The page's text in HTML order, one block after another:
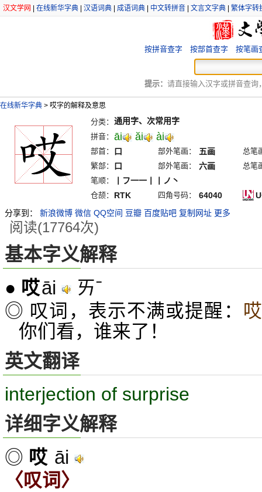
汉文学网 在线新华字典 汉语词典 成语词典 中文转拼音 文言文字典 繁体字转
按拼音查字 按部首查字 按笔画
提示： 请直接输入汉字或拼音查询
在线新华字典 > 哎字的解释及意思
分类： 通用字、次常用字
拼音： āi ăi ài
部首： 口 部外笔画： 五画
总笔
繁部：
口 部外笔画： 六画
总笔
笔顺：
丨フ一一丨丨ノ丶
仓颉： RTK 四角号码： 64040
分享到：
新浪微博 微信 QQ空间 豆瓣 百度贴吧 复制网址 更多
阅读(17764次)
基本字义解释
● 哎āi ㄞˉ
◎ 叹词，表示不满或提醒： 哎
你们看，谁来了！
英文翻译
interjection of surprise
详细字义解释
◎ 哎 āi
〈叹词〉